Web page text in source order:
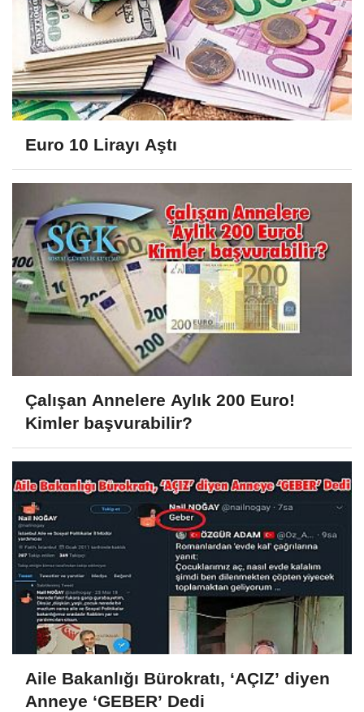
Euro 10 Lirayı Aştı
Çalışan Annelere Aylık 200 Euro!
Kimler başvurabilir?
Aile Bakanlığı Bürokratı, ‘AÇIZ’ diyen
Anneye ‘GEBER’ Dedi